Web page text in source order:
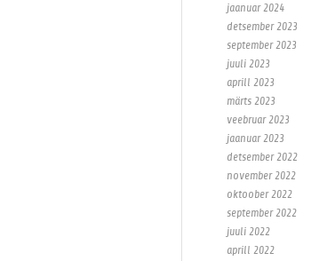
jaanuar 2024
detsember 2023
september 2023
juuli 2023
aprill 2023
märts 2023
veebruar 2023
jaanuar 2023
detsember 2022
november 2022
oktoober 2022
september 2022
juuli 2022
aprill 2022